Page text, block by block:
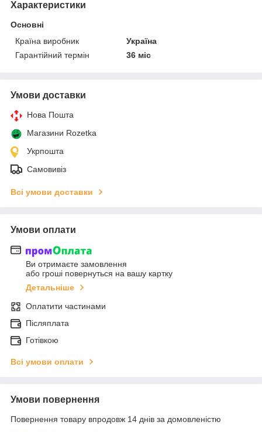
Характеристики
Основні
Країна виробник
Україна
Гарантійний термін
36 міс
Умови доставки
Нова Пошта
Магазини Rozetka
Укрпошта
Самовивіз
Всі умови доставки
Умови оплати
Ви отримаєте замовлення
або гроші повернуться на вашу картку
Детальніше
Оплатити частинами
Післяплата
Готівкою
Всі умови оплати
Умови повернення
Повернення товару впродовж 14 днів за домовленістю